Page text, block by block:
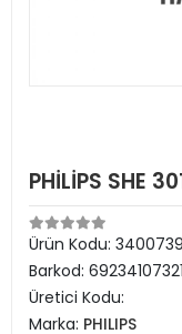
PHİLİPS SHE
Ürün Kodu:
Barkod:
Üretici Kodu:
Marka: PHILIPS